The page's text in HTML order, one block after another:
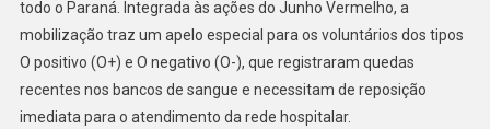
DE
SANGUE
CONVOCA
todo o Paraná. Integrada às ações do Junho Vermelho, a
mobilização traz um apelo especial para os voluntários dos tipos
O positivo (O+) e O negativo (O-), que registraram quedas
recentes nos bancos de sangue e necessitam de reposição
imediata para o atendimento da rede hospitalar.